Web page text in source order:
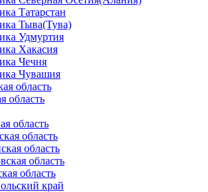
Татарстан
Тыва(Тува)
Удмуртия
Хакасия
Чечня
Чувашия
область
область
область
область
область
область
область
край